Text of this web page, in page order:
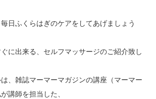
日ふくらはぎのケアをしてあげましょう
に出来る、セルフマッサージのご紹介致し
、雑誌マーマーマガジンの講座（マーマー
講師を担当した、